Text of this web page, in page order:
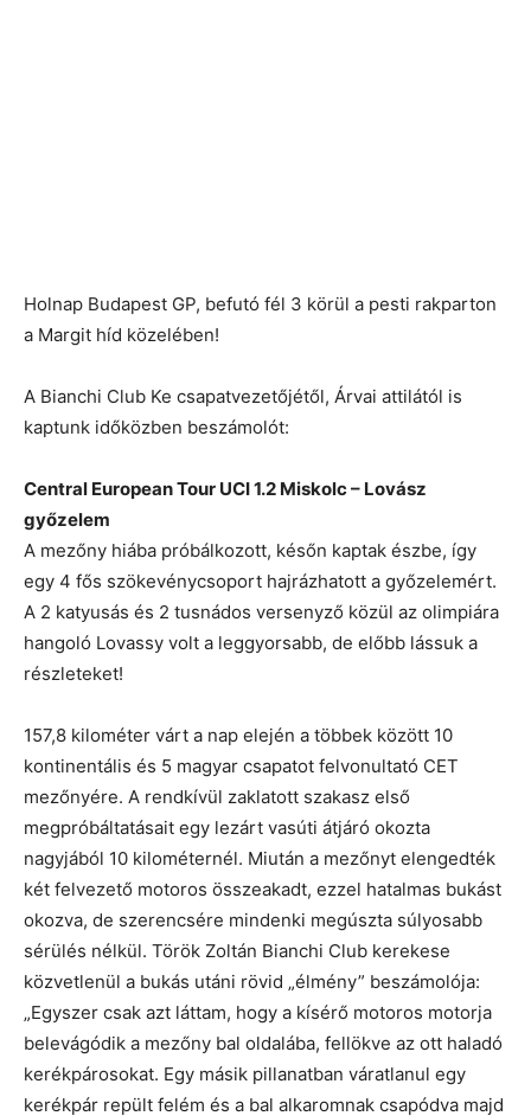
Holnap Budapest GP, befutó fél 3 körül a pesti rakparton
a Margit híd közelében!
A Bianchi Club Ke csapatvezetőjétől, Árvai attilától is
kaptunk időközben beszámolót:
Central European Tour UCI 1.2 Miskolc – Lovász
győzelem
A mezőny hiába próbálkozott, későn kaptak észbe, így
egy 4 fős szökevénycsoport hajrázhatott a győzelemért.
A 2 katyusás és 2 tusnádos versenyző közül az olimpiára
hangoló Lovassy volt a leggyorsabb, de előbb lássuk a
részleteket!
157,8 kilométer várt a nap elején a többek között 10
kontinentális és 5 magyar csapatot felvonultató CET
mezőnyére. A rendkívül zaklatott szakasz első
megpróbáltatásait egy lezárt vasúti átjáró okozta
nagyjából 10 kilométernél. Miután a mezőnyt elengedték
két felvezető motoros összeakadt, ezzel hatalmas bukást
okozva, de szerencsére mindenki megúszta súlyosabb
sérülés nélkül. Török Zoltán Bianchi Club kerekese
közvetlenül a bukás utáni rövid „élmény” beszámolója:
„Egyszer csak azt láttam, hogy a kísérő motoros motorja
belevágódik a mezőny bal oldalába, fellökve az ott haladó
kerékpárosokat. Egy másik pillanatban váratlanul egy
kerékpár repült felém és a bal alkaromnak csapódva majd